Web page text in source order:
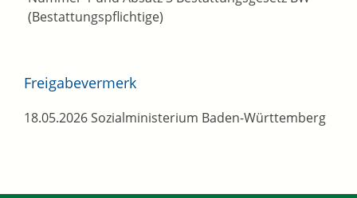
(Bestattungspflichtige)
Freigabevermerk
18.05.2026Sozialministerium Baden-Württemberg